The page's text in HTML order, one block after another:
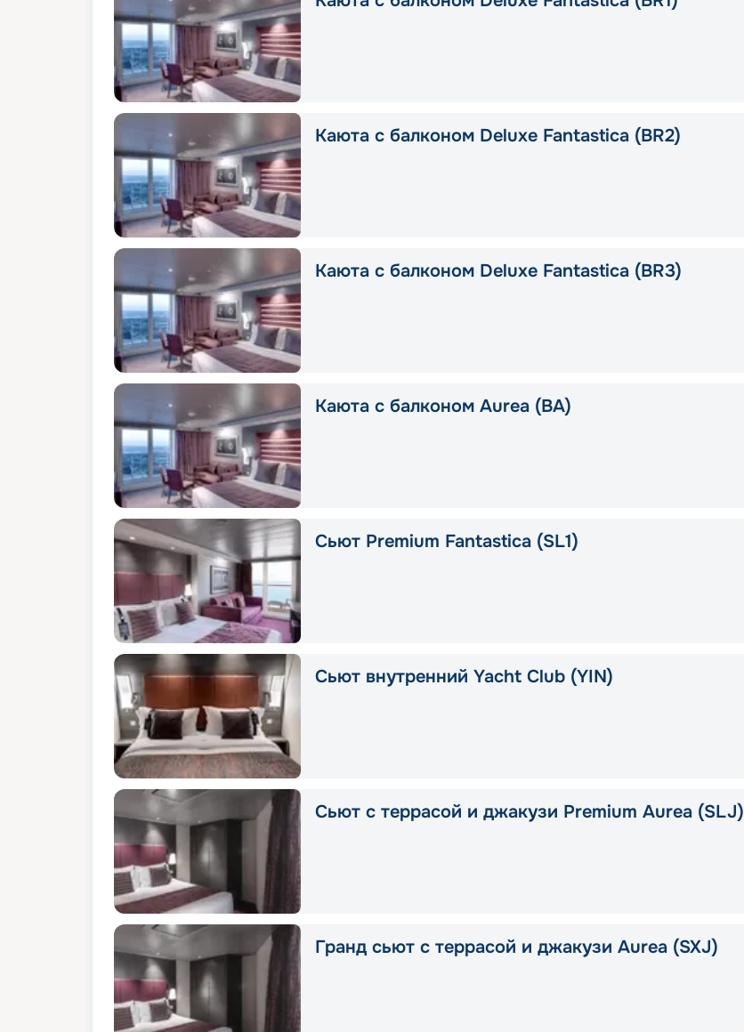
Каюта с балконом Deluxe Fantastica (BR2)
Каюта с балконом Deluxe Fantastica (BR3)
Каюта с балконом Aurea (BA)
Сьют Premium Fantastica (SL1)
Сьют внутренний Yacht Club (YIN)
Сьют с террасой и джакузи Premium Aurea (SLJ)
Гранд сьют с террасой и джакузи Aurea (SXJ)